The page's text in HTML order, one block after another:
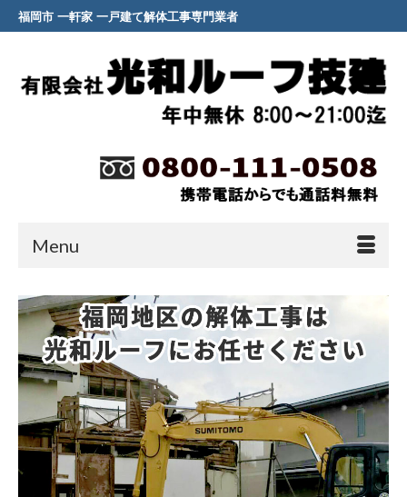
福岡市 一軒家 一戸建て解体工事専門業者
Menu